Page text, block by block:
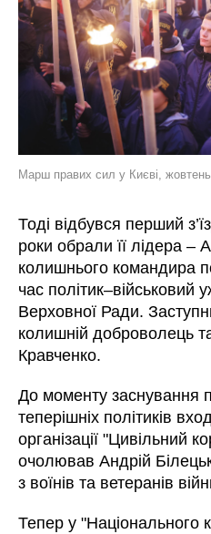
Марш правих сил у Києві,
Тоді відбувся перший
роки обрали її лідера –
колишнього командира
час політик–військовий
Верховної Ради.
колишній доброволець
Кравченко.
До моменту заснування
теперішніх політиків
організації "Цивільний
очолював Андрій
з воїнів та ветеранів
Тепер у "Національного